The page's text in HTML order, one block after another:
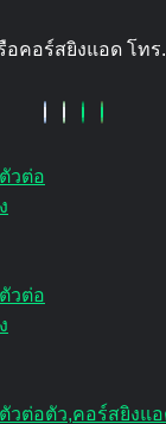
อคอร์สยิงแอด โทร.